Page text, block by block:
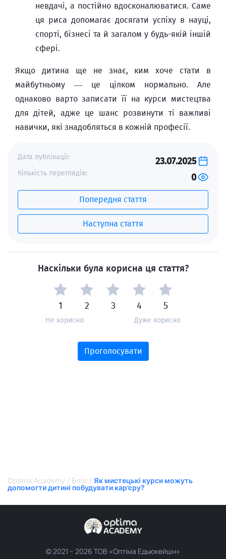
невдачі, а постійно вдосконалюватися. Саме
ця риса допомагає досягати успіху в науці,
спорті, бізнесі та й загалом у будь-якій іншій
сфері.
Якщо дитина ще не знає, ким хоче стати в
майбутньому — це цілком нормально. Але
однаково варто записати її на курси мистецтва
для дітей, адже це шанс розвинути ті важливі
навички, які знадобляться в кожній професії.
Дата публікації: 23.07.2025
Кількість переглядів: 0
Попередня стаття
Наступна стаття
Наскільки була корисна ця стаття?
1 2 3 4 5
Не корисно Дуже корисно
Проголосувати
Optima Academy / Блог / Як мистецькі курси можуть
допомогти дитині побудувати кар’єру?
© 2021 – 2026 ТОВ «Оптіма Едьюкейшн»